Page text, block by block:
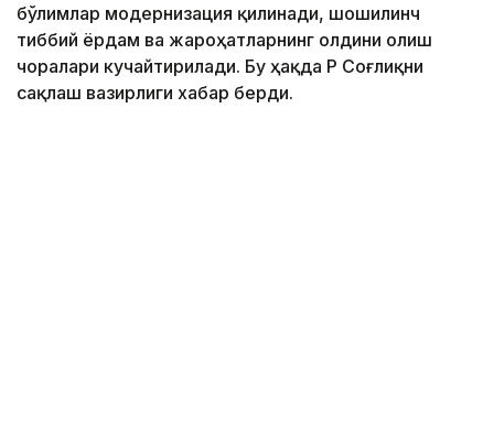
бўлимлар модернизация қилинади, шошилинч
тиббий ёрдам ва жароҳатларнинг олдини олиш
чоралари кучайтирилади. Бу ҳақда ҚР Соғлиқни
сақлаш вазирлиги хабар берди.